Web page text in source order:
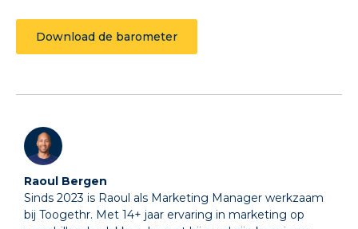
Download de barometer
Raoul Bergen
Sinds 2023 is Raoul als Marketing Manager werkzaam
bij Toogethr. Met 14+ jaar ervaring in marketing op